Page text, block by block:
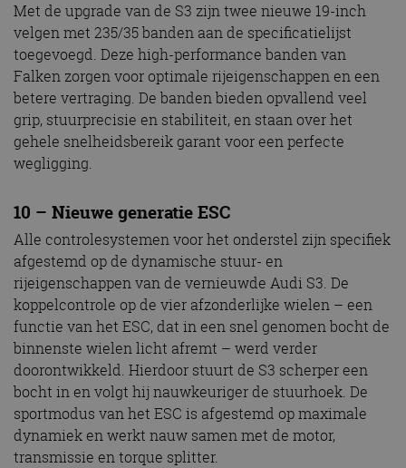
Met de upgrade van de S3 zijn twee nieuwe 19-inch
velgen met 235/35 banden aan de specificatielijst
toegevoegd. Deze high-performance banden van
Falken zorgen voor optimale rijeigenschappen en een
betere vertraging. De banden bieden opvallend veel
grip, stuurprecisie en stabiliteit, en staan over het
gehele snelheidsbereik garant voor een perfecte
wegligging.
10 – Nieuwe generatie ESC
Alle controlesystemen voor het onderstel zijn specifiek
afgestemd op de dynamische stuur- en
rijeigenschappen van de vernieuwde Audi S3. De
koppelcontrole op de vier afzonderlijke wielen – een
functie van het ESC, dat in een snel genomen bocht de
binnenste wielen licht afremt – werd verder
doorontwikkeld. Hierdoor stuurt de S3 scherper een
bocht in en volgt hij nauwkeuriger de stuurhoek. De
sportmodus van het ESC is afgestemd op maximale
dynamiek en werkt nauw samen met de motor,
transmissie en torque splitter.